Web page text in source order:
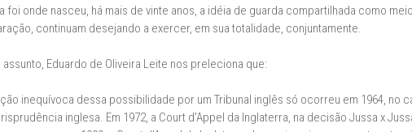
foi onde nasceu, há mais de vinte anos, a idéia de guarda compartilhada como
continuam desejando a exercer, em sua totalidade, conjuntamente.
Eduardo de Oliveira Leite nos preleciona que:
inequívoca dessa possibilidade por um Tribunal inglês só ocorreu em 1964, no
inglesa. Em 1972, a Court d’Appel da Inglaterra, na decisão Jussa x